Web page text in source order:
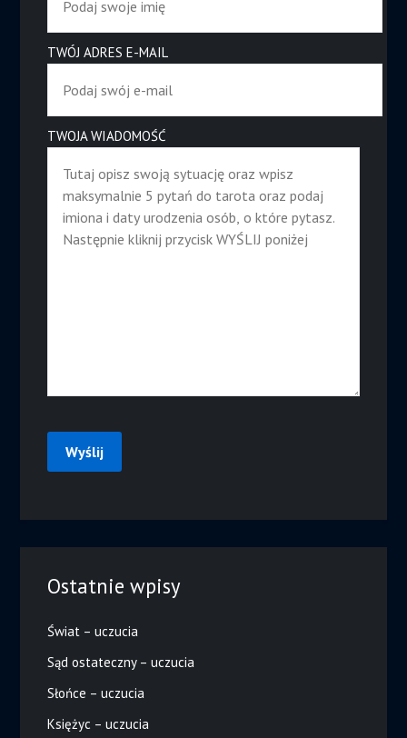
TWÓJ ADRES E-MAIL
TWOJA WIADOMOŚĆ
Ostatnie wpisy
Świat – uczucia
Sąd ostateczny – uczucia
Słońce – uczucia
Księżyc – uczucia